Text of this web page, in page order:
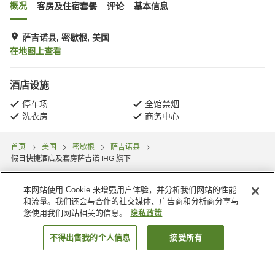
概况 客房及住宿套餐 评论 基本信息
萨吉诺县, 密歇根, 美国
在地图上查看
酒店设施
停车场
全馆禁烟
洗衣房
商务中心
首页 美国 密歇根
萨吉诺县
假日快捷酒店及套房萨吉诺 IHG 旗下
搜索客房
本网站使用 Cookie 来增强用户体验，并分析我们网站的性能
和流量。我们还会与合作的社交媒体、广告商和分析商分享与
您使用我们网站相关的信息。
隐私政策
不得出售我的个人信息 接受所有